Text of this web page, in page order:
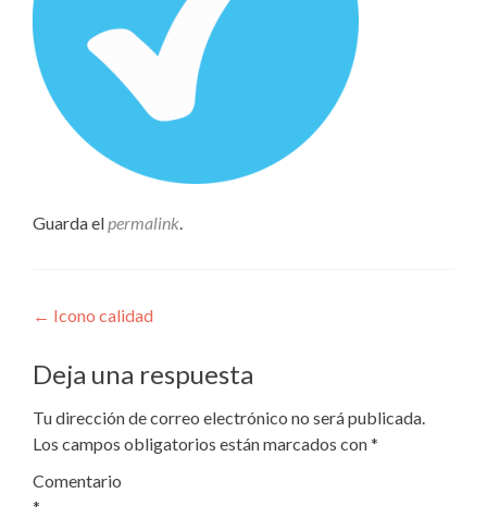
Guarda elpermalink.
Navegación
de
entradas
← Icono calidad
Deja una respuesta
Tu dirección de correo electrónico no será publicada.
Los campos obligatorios están marcados con*
Comentario
*